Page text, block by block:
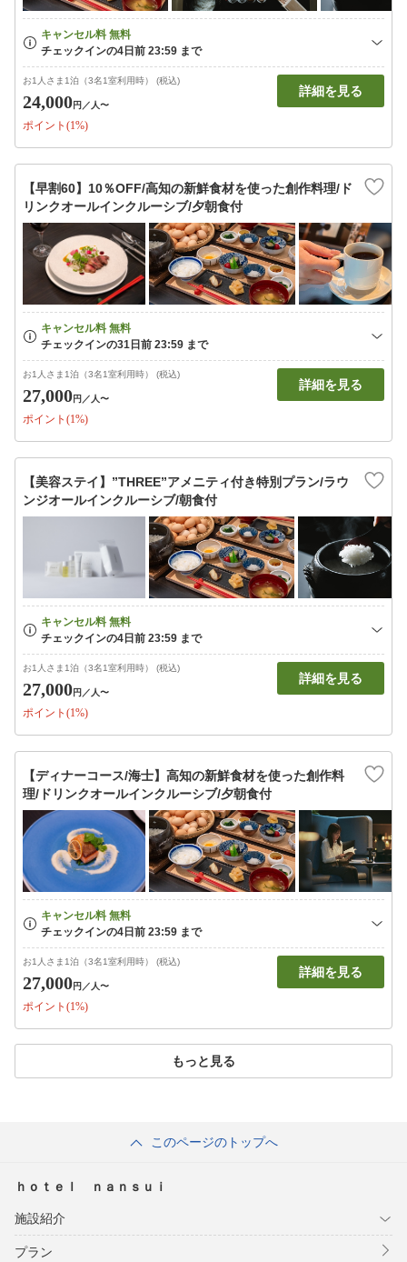
お1人さま1泊（3名1室利用時） (税込)
24,000円 ／人〜
ポイント(1%)
詳細を見る
【早割60】10％OFF/高知の新鮮食材を使った創作料理/ド
リンクオールインクルーシブ/夕朝食付
お1人さま1泊（3名1室利用時） (税込)
27,000円 ／人〜
ポイント(1%)
詳細を見る
【美容ステイ】”THREE”アメニティ付き特別プラン/ラウ
ンジオールインクルーシブ/朝食付
お1人さま1泊（3名1室利用時） (税込)
27,000円 ／人〜
ポイント(1%)
詳細を見る
【ディナーコース/海士】高知の新鮮食材を使った創作料
理/ドリンクオールインクルーシブ/夕朝食付
お1人さま1泊（3名1室利用時） (税込)
27,000円 ／人〜
ポイント(1%)
詳細を見る
もっと見る
このページのトップへ
ｈｏｔｅｌ ｎａｎｓｕｉ
施設紹介
プラン